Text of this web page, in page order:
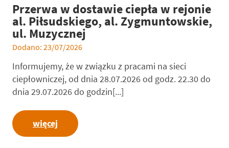
Przerwa w dostawie ciepła w rejonie
al. Piłsudskiego, al. Zygmuntowskie,
ul. Muzycznej
Dodano: 23/07/2026
Informujemy, że w związku z pracami na sieci
ciepłowniczej, od dnia 28.07.2026 od godz. 22.30 do
dnia 29.07.2026 do godzin[...]
więcej